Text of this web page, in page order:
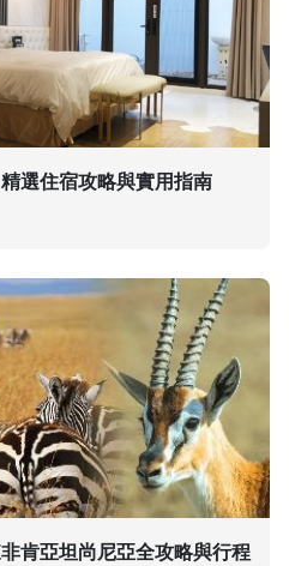
選住宿攻略與實用指南
肯亞坦尚尼亞全攻略與行程